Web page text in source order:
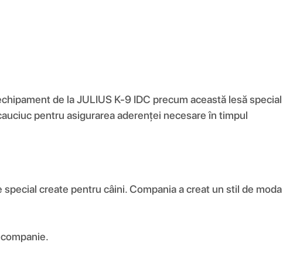
de la JULIUS K-9 IDC precum această lesă special
pentru asigurarea aderenței necesare în timpul
create pentru câini. Compania a creat un stil de moda